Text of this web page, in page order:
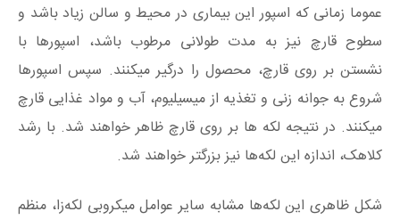
عموما زمانی که اسپور این بیماری در محیط و سالن زیاد باشد و
سطوح قارچ نیز به مدت طولانی مرطوب باشد، اسپورها با
نشستن بر روی قارچ، محصول را درگیر میکنند. سپس اسپورها
شروع به جوانه زنی و تغذیه از میسیلیوم، آب و مواد غذایی قارچ
میکنند. در نتیجه لکه ها بر روی قارچ ظاهر خواهند شد. با رشد
کلاهک، اندازه این لکه‌ها نیز بزرگتر خواهند شد.
شکل ظاهری این لکه‌ها مشابه سایر عوامل میکروبی لکه‌زا، منظم